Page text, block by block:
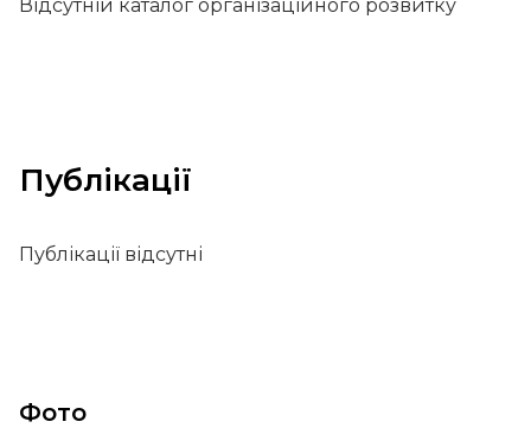
Відсутній каталог організаційного розвитку
Публікації
Публікації відсутні
Фото